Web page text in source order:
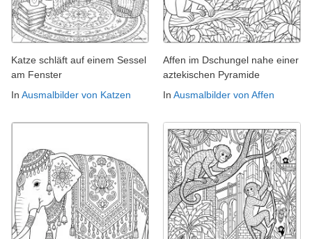
Katze schläft auf einem Sessel
am Fenster
In Ausmalbilder von Katzen
Affen im Dschungel nahe einer
aztekischen Pyramide
In Ausmalbilder von Affen